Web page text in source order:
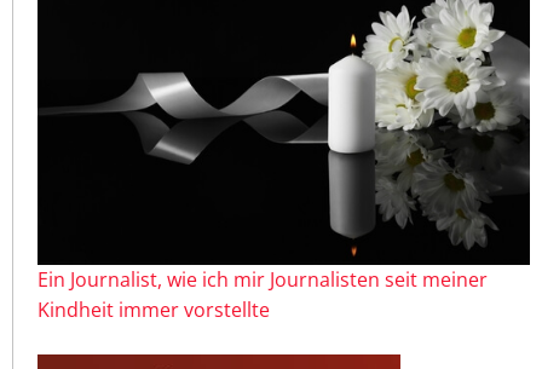
Ein Journalist, wie ich mir Journalisten seit meiner
Kindheit immer vorstellte